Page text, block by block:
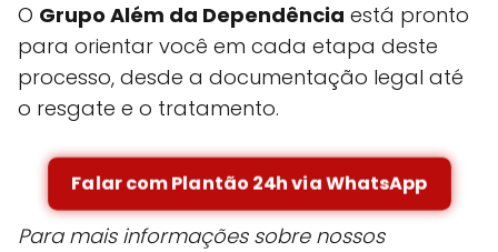
O Grupo Além da Dependência está pronto
para orientar você em cada etapa deste
processo, desde a documentação legal até
o resgate e o tratamento.
Falar com Plantão 24h via WhatsApp
Para mais informações sobre nossos